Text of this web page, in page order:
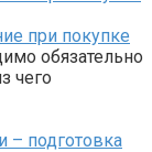
при покупке
обязательно
чего
– подготовка